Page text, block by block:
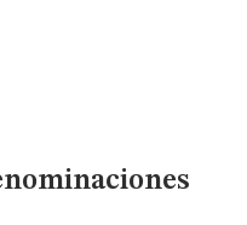
Comerciales